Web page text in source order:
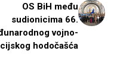
OS BiH među
sudionicima 66.
vojno-
hodočašća